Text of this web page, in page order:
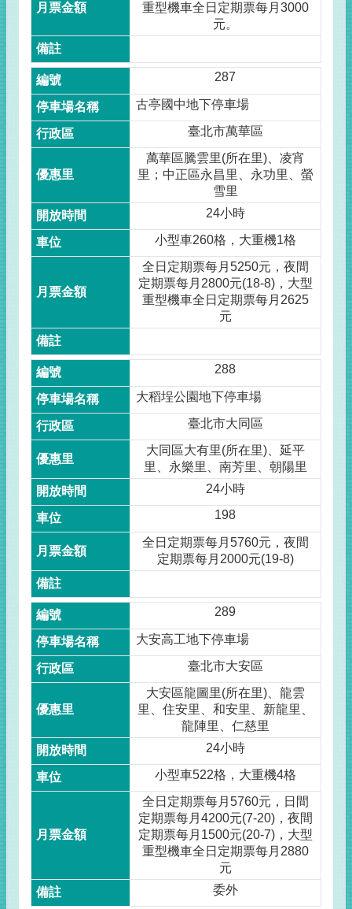
重型機車全日定期票每月3000
元。
287
古亭國中地下停車場
臺北市萬華區
萬華區騰雲里(所在里)、凌宵
里；中正區永昌里、永功里、螢
雪里
24小時
小型車260格，大重機1格
全日定期票每月5250元，夜間
定期票每月2800元(18-8)，大型
重型機車全日定期票每月2625
元
288
大稻埕公園地下停車場
臺北市大同區
大同區大有里(所在里)、延平
里、永樂里、南芳里、朝陽里
24小時
198
全日定期票每月5760元，夜間
定期票每月2000元(19-8)
289
大安高工地下停車場
臺北市大安區
大安區龍圖里(所在里)、龍雲
里、住安里、和安里、新龍里、
龍陣里、仁慈里
24小時
小型車522格，大重機4格
全日定期票每月5760元，日間
定期票每月4200元(7-20)，夜間
定期票每月1500元(20-7)，大型
重型機車全日定期票每月2880
元
委外